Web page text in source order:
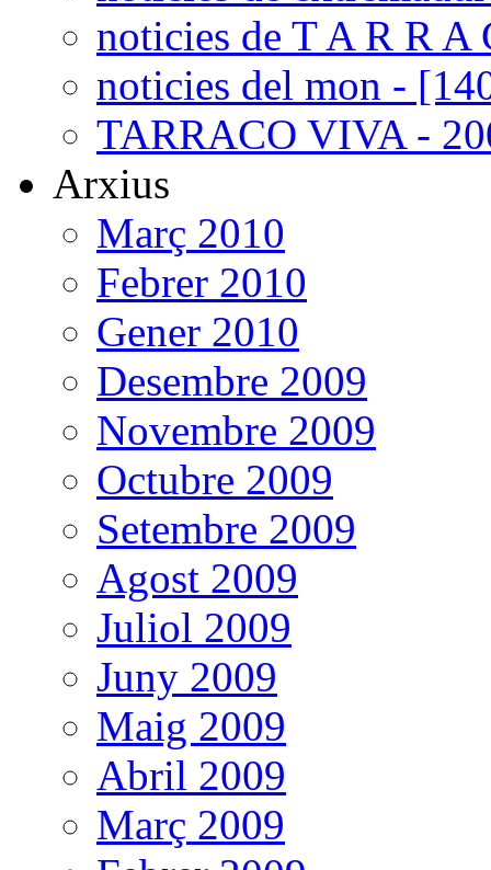
noticies de T A R R A
noticies del mon -
TARRACO VIVA -
Arxius
Març 2010
Febrer 2010
Gener 2010
Desembre 2009
Novembre 2009
Octubre 2009
Setembre 2009
Agost 2009
Juliol 2009
Juny 2009
Maig 2009
Abril 2009
Març 2009